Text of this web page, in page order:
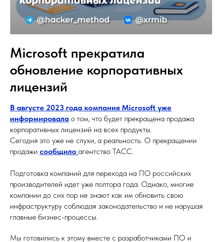
Microsoft прекратила
обновление корпоративных
лицензий
В августе 2023 года компания Microsoft уже
информировала о том, что будет прекращена продажа
корпоративных лицензий на всех продукты.
Сегодня это уже не слухи, а реальность. О прекращении
продажи сообщило агентство ТАСС.
Подготовка компаний для перехода на ПО российских
производителей идет уже полтора года. Однако, многие
компании до сих пор не знают как им обновить свою
инфраструктуру соблюдая законодательство и не нарушая
главные бизнес-процессы.
Мы готовились к этому вместе с разработчиками ПО и